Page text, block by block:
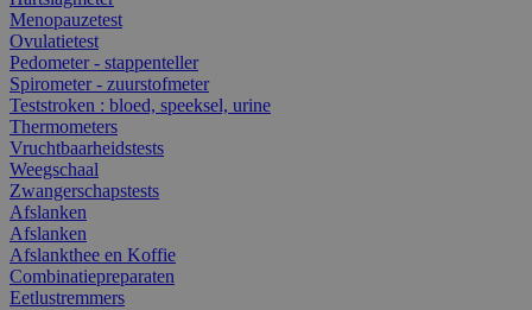
Menopauzetest
Ovulatietest
Pedometer - stappenteller
Spirometer - zuurstofmeter
Teststroken : bloed, speeksel, urine
Thermometers
Vruchtbaarheidstests
Weegschaal
Zwangerschapstests
Afslanken
Afslanken
Afslankthee en Koffie
Combinatiepreparaten
Eetlustremmers